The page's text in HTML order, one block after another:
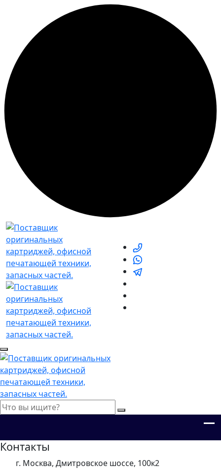
Контакты
г. Москва, Дмитровское шоссе, 100к2